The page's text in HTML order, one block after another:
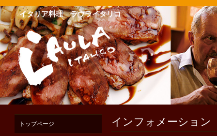
イタリア料理 ラウライタリコ
インフォメーション
トップページ